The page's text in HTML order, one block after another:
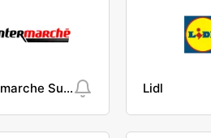
Intermarche Super Lidl